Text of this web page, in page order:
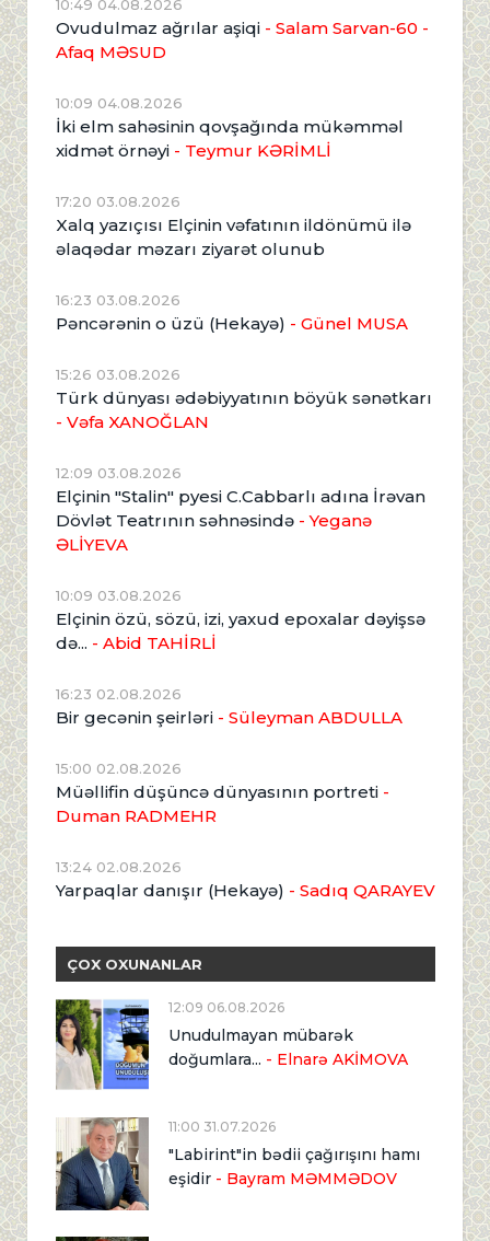
10:49 04.08.2026
Ovudulmaz ağrılar aşiqi - Salam Sarvan-60 -
Afaq MƏSUD
10:09 04.08.2026
İki elm sahəsinin qovşağında mükəmməl
xidmət örnəyi - Teymur KƏRİMLİ
17:20 03.08.2026
Xalq yazıçısı Elçinin vəfatının ildönümü ilə
əlaqədar məzarı ziyarət olunub
16:23 03.08.2026
Pəncərənin o üzü (Hekayə) - Günel MUSA
15:26 03.08.2026
Türk dünyası ədəbiyyatının böyük sənətkarı
- Vəfa XANOĞLAN
12:09 03.08.2026
Elçinin "Stalin" pyesi C.Cabbarlı adına İrəvan
Dövlət Teatrının səhnəsində - Yeganə
ƏLİYEVA
10:09 03.08.2026
Elçinin özü, sözü, izi, yaxud epoxalar dəyişsə
də... - Abid TAHİRLİ
16:23 02.08.2026
Bir gecənin şeirləri - Süleyman ABDULLA
15:00 02.08.2026
Müəllifin düşüncə dünyasının portreti -
Duman RADMEHR
13:24 02.08.2026
Yarpaqlar danışır (Hekayə) - Sadıq QARAYEV
ÇOX OXUNANLAR
12:09 06.08.2026
Unudulmayan mübarək
doğumlara... - Elnarə AKİMOVA
11:00 31.07.2026
"Labirint"in bədii çağırışını hamı
eşidir - Bayram MƏMMƏDOV